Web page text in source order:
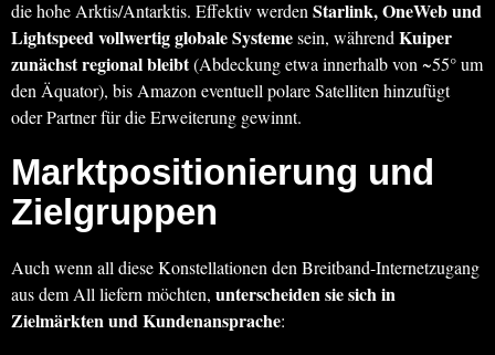
die hohe Arktis/Antarktis. Effektiv werdenStarlink, OneWeb und
Lightspeed vollwertig globale Systemesein, währendKuiper
zunächst regional bleibt(Abdeckung etwa innerhalb von ~55° um
den Äquator), bis Amazon eventuell polare Satelliten hinzufügt
oder Partner für die Erweiterung gewinnt.
Marktpositionierung und
Zielgruppen
Auch wenn all diese Konstellationen den Breitband-Internetzugang
aus dem All liefern möchten, unterscheiden sie sich in
Zielmärkten und Kundenansprache: